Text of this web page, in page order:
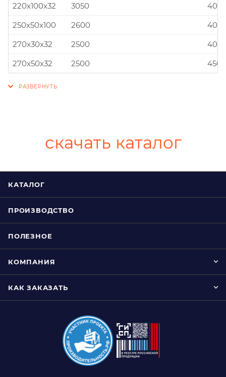
220x100x32
3050
250x50x100
2600
270x30x32
2500
270x50x32
2500
скачать каталог
КАТАЛОГ
ПРОИЗВОДСТВО
ПОЛЕЗНОЕ
КОМПАНИЯ
КАК ЗАКАЗАТЬ